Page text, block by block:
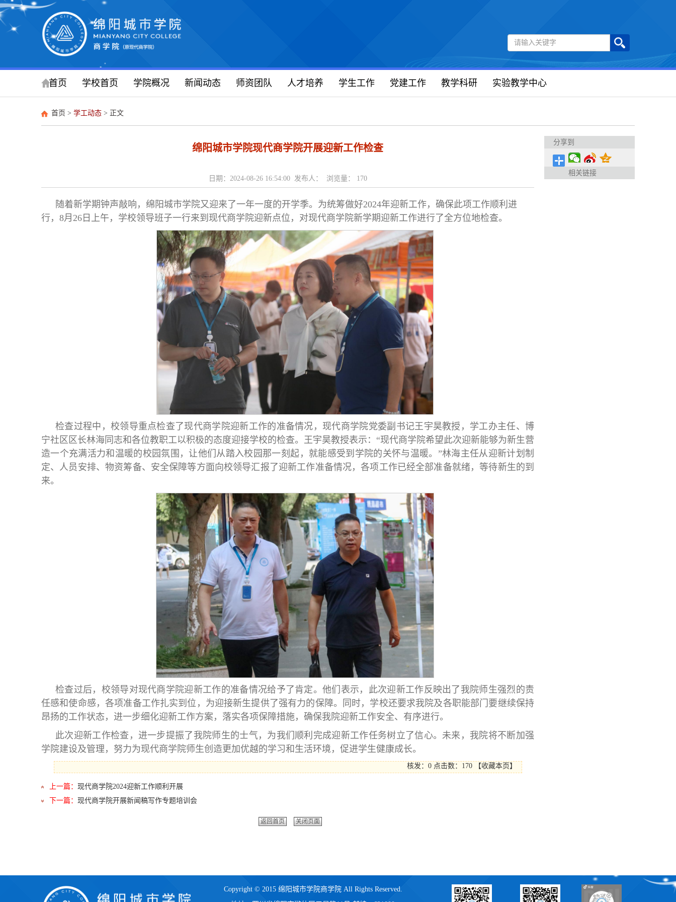
首页 学校首页 学院概况 新闻动态 师资团队 人才培养 学生工作 党建工作 教学科研 实验教学中心
首页 > 学工动态 > 正文
绵阳城市学院现代商学院开展迎新工作检查
日期：2024-08-26 16:54:00 发布人： 浏览量： 170
随着新学期钟声敲响，绵阳城市学院又迎来了一年一度的开学季。为统筹做好2024年迎新工作，确保此项工作顺利进
行，8月26日上午，学校领导班子一行来到现代商学院迎新点位，对现代商学院新学期迎新工作进行了全方位地检查。
检查过程中，校领导重点检查了现代商学院迎新工作的准备情况，现代商学院党委副书记王宇昊教授，学工办主任、博
宁社区区长林海同志和各位教职工以积极的态度迎接学校的检查。王宇昊教授表示：“现代商学院希望此次迎新能够为新生营
造一个充满活力和温暖的校园氛围，让他们从踏入校园那一刻起，就能感受到学院的关怀与温暖。”林海主任从迎新计划制
定、人员安排、物资筹备、安全保障等方面向校领导汇报了迎新工作准备情况，各项工作已经全部准备就绪，等待新生的到
来。
检查过后，校领导对现代商学院迎新工作的准备情况给予了肯定。他们表示，此次迎新工作反映出了我院师生强烈的责
任感和使命感，各项准备工作扎实到位，为迎接新生提供了强有力的保障。同时，学校还要求我院及各职能部门要继续保持
昂扬的工作状态，进一步细化迎新工作方案，落实各项保障措施，确保我院迎新工作安全、有序进行。
此次迎新工作检查，进一步提振了我院师生的士气，为我们顺利完成迎新工作任务树立了信心。未来，我院将不断加强
学院建设及管理，努力为现代商学院师生创造更加优越的学习和生活环境，促进学生健康成长。
核发：0 点击数： 170 【收藏本页 】
上一篇： 现代商学院2024迎新工作顺利开展
下一篇： 现代商学院开展新闻稿写作专题培训会
返回首页 关闭页面
分享到
相关链接
Copyright © 2015 绵阳城市学院商学院 All Rights Reserved.